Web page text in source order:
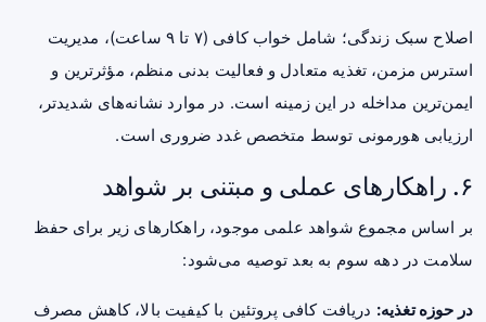
اصلاح سبک زندگی؛ شامل خواب کافی (۷ تا ۹ ساعت)، مدیریت
استرس مزمن، تغذیه متعادل و فعالیت بدنی منظم، مؤثرترین و
ایمن‌ترین مداخله در این زمینه است. در موارد نشانه‌های شدیدتر،
ارزیابی هورمونی توسط متخصص غدد ضروری است.
۶. راهکارهای عملی و مبتنی بر شواهد
بر اساس مجموع شواهد علمی موجود، راهکارهای زیر برای حفظ
سلامت در دهه سوم به بعد توصیه می‌شود:
در حوزه تغذیه: دریافت کافی پروتئین با کیفیت بالا، کاهش مصرف